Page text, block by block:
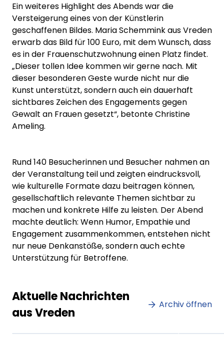
Ein weiteres Highlight des Abends war die
Versteigerung eines von der Künstlerin
geschaffenen Bildes. Maria Schemmink aus Vreden
erwarb das Bild für 100 Euro, mit dem Wunsch, dass
es in der Frauenschutzwohnung einen Platz findet.
„Dieser tollen Idee kommen wir gerne nach. Mit
dieser besonderen Geste wurde nicht nur die
Kunst unterstützt, sondern auch ein dauerhaft
sichtbares Zeichen des Engagements gegen
Gewalt an Frauen gesetzt“, betonte Christine
Ameling.
Rund 140 Besucherinnen und Besucher nahmen an
der Veranstaltung teil und zeigten eindrucksvoll,
wie kulturelle Formate dazu beitragen können,
gesellschaftlich relevante Themen sichtbar zu
machen und konkrete Hilfe zu leisten. Der Abend
machte deutlich: Wenn Humor, Empathie und
Engagement zusammenkommen, entstehen nicht
nur neue Denkanstöße, sondern auch echte
Unterstützung für Betroffene.
Aktuelle Nachrichten
aus Vreden
Archiv öffnen
Lorem ipsum Lorem ipsum